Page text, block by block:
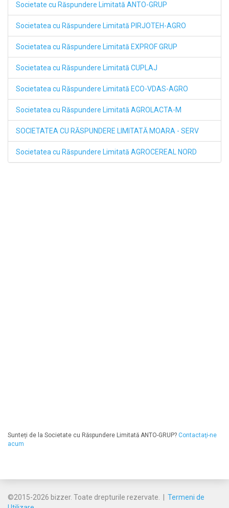
Societate cu Răspundere Limitată ANTO-GRUP
Societatea cu Răspundere Limitată PIRJOTEH-AGRO
Societatea cu Răspundere Limitată EXPROF GRUP
Societatea cu Răspundere Limitată CUPLAJ
Societatea cu Răspundere Limitată ECO-VDAS-AGRO
Societatea cu Răspundere Limitată AGROLACTA-M
SOCIETATEA CU RĂSPUNDERE LIMITATĂ MOARA - SERV
Societatea cu Răspundere Limitată AGROCEREAL NORD
Sunteți de la Societate cu Răspundere Limitată ANTO-GRUP? Contactaţi-ne
acum
©2015-2026 bizzer. Toate drepturile rezervate. | Termeni de